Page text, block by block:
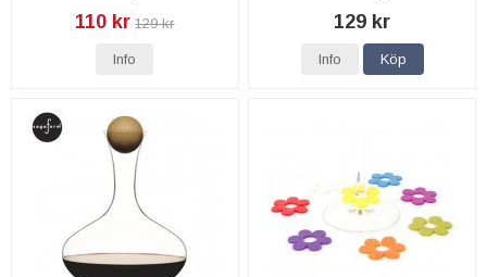
110 kr 129 kr
Info
129 kr
Info Köp